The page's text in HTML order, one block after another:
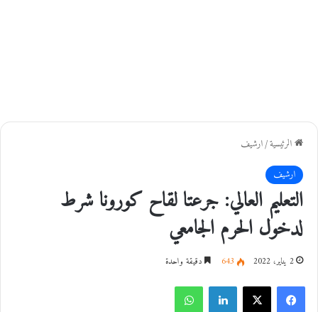
الرئيسية/ارشيف
ارشيف
التعليم العالي: جرعتا لقاح كورونا شرط
لدخول الحرم الجامعي
2 يناير، 2022 643 دقيقة واحدة
فيسبوك